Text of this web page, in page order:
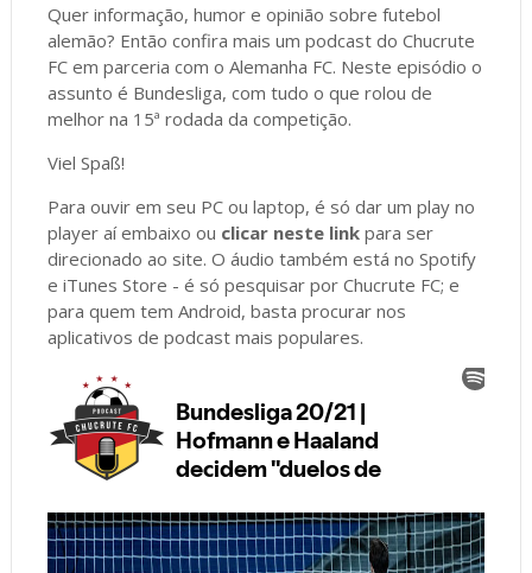
Quer informação, humor e opinião sobre futebol
alemão? Então confira mais um podcast do Chucrute
FC em parceria com o Alemanha FC. Neste episódio o
assunto é Bundesliga, com tudo o que rolou de
melhor na 15ª rodada da competição.
Viel Spaß!
Para ouvir em seu PC ou laptop, é só dar um play no
player aí embaixo ou clicar neste linkpara ser
direcionado ao site. O áudio também está no Spotify
e iTunes Store - é só pesquisar por Chucrute FC; e
para quem tem Android, basta procurar nos
aplicativos de podcast mais populares.